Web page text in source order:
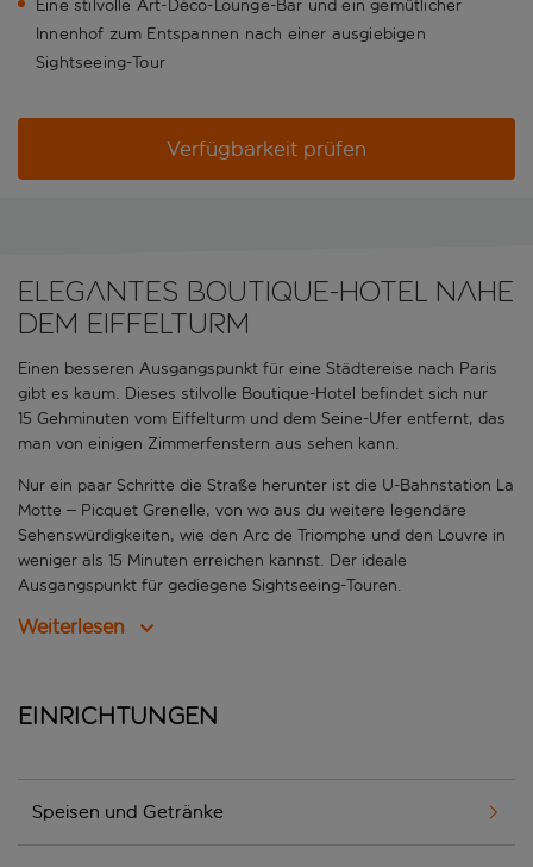
Eine stilvolle Art-Déco-Lounge-Bar und ein gemütlicher
Innenhof zum Entspannen nach einer ausgiebigen
Sightseeing-Tour
Verfügbarkeit prüfen
Elegantes Boutique-Hotel nahe
dem Eiffelturm
Einen besseren Ausgangspunkt für eine Städtereise nach Paris
gibt es kaum. Dieses stilvolle Boutique-Hotel befindet sich nur
15 Gehminuten vom Eiffelturm und dem Seine-Ufer entfernt, das
man von einigen Zimmerfenstern aus sehen kann.
Nur ein paar Schritte die Straße herunter ist die U-Bahnstation La
Motte – Picquet Grenelle, von wo aus du weitere legendäre
Sehenswürdigkeiten, wie den Arc de Triomphe und den Louvre in
weniger als 15 Minuten erreichen kannst. Der ideale
Ausgangspunkt für gediegene Sightseeing-Touren.
Weiterlesen
Einrichtungen
Speisen und Getränke